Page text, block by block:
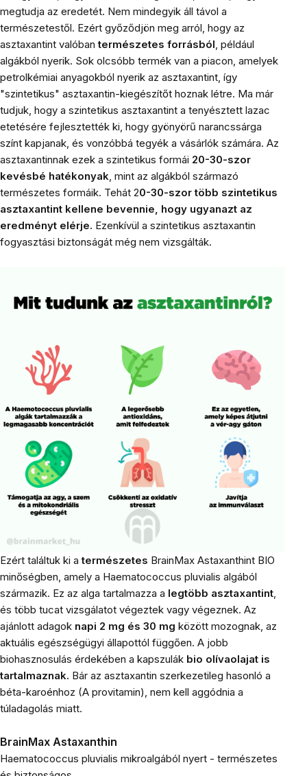
megtudja az eredetét. Nem mindegyik áll távol a
természetestől. Ezért győződjön meg arról, hogy az
asztaxantint valóbantermészetes forrásból, például
algákból nyerik. Sok olcsóbb termék van a piacon, amelyek
petrolkémiai anyagokból nyerik az asztaxantint, így
"szintetikus" asztaxantin-kiegészítőt hoznak létre. Ma már
tudjuk, hogy a szintetikus asztaxantint a tenyésztett lazac
etetésére fejlesztették ki, hogy gyönyörű narancssárga
színt kapjanak, és vonzóbbá tegyék a vásárlók számára. Az
asztaxantinnak ezek a szintetikus formái 20-30-szor
kevésbé hatékonyak, mint az algákból származó
természetes formáik. Tehát 20-30-szor több szintetikus
asztaxantint kellene bevennie, hogy ugyanazt az
eredményt elérje. Ezenkívül a szintetikus asztaxantin
fogyasztási biztonságát még nem vizsgálták.
Ezért találtuk ki atermészetes BrainMax Astaxanthint BIO
minőségben, amely a Haematococcus pluvialis algából
származik. Ez az alga tartalmazza a legtöbb asztaxantint,
és több tucat vizsgálatot végeztek vagy végeznek. Az
ajánlott adagok napi 2 mg és 30 mg között mozognak, az
aktuális egészségügyi állapottól függően. A jobb
biohasznosulás érdekében a kapszulák bio olívaolajat is
tartalmaznak. Bár az asztaxantin szerkezetileg hasonló a
béta-karoénhoz (A provitamin), nem kell aggódnia a
túladagolás miatt.
BrainMax Astaxanthin
Haematococcus pluvialis mikroalgából nyert - természetes